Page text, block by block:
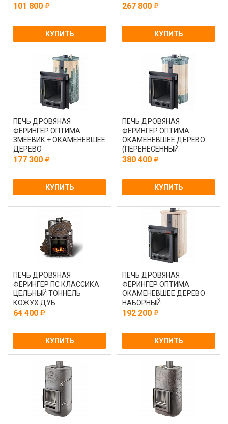
101 800
КУПИТЬ
267 800
КУПИТЬ
ПЕЧЬ ДРОВЯНАЯ
ФЕРИНГЕР ОПТИМА
ЗМЕЕВИК + ОКАМЕНЕВШЕЕ
ДЕРЕВО
177 300
КУПИТЬ
ПЕЧЬ ДРОВЯНАЯ
ФЕРИНГЕР ОПТИМА
ОКАМЕНЕВШЕЕ ДЕРЕВО
(ПЕРЕНЕСЕННЫЙ
РИСУНОК) + ЗМЕЕВИК
380 400
КУПИТЬ
ПЕЧЬ ДРОВЯНАЯ
ФЕРИНГЕР ПС КЛАССИКА
ЦЕЛЬНЫЙ ТОННЕЛЬ
КОЖУХ ДУБ
64 400
КУПИТЬ
ПЕЧЬ ДРОВЯНАЯ
ФЕРИНГЕР ОПТИМА
ОКАМЕНЕВШЕЕ ДЕРЕВО
НАБОРНЫЙ
192 200
КУПИТЬ